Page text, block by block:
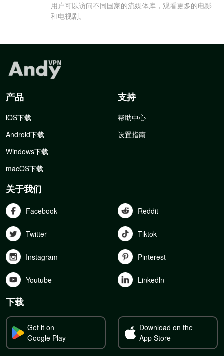
用户可以访问不同国家的流媒体库，观看更多的电影
和电视剧。
产品
iOS下载
Android下载
Windows下载
macOS下载
支持
帮助中心
设置指南
关于我们
Facebook Reddit
Twitter Tiktok
Instagram Pinterest
Youtube Linkedln
下载
Get it on
Google Play
Download on the
App Store